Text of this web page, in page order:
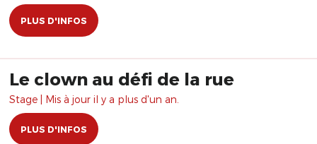
PLUS D'INFOS
Le clown au défi de la rue
Stage | Mis à jour il y a plus d'un an.
PLUS D'INFOS